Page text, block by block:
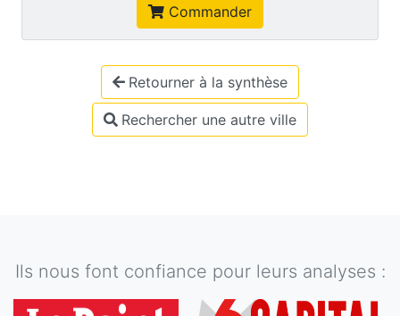
Commander
Retourner à la synthèse
Rechercher une autre ville
Ils nous font confiance pour leurs analyses :